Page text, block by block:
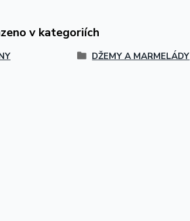
v kategoriích
DŽEMY A MARMELÁDY